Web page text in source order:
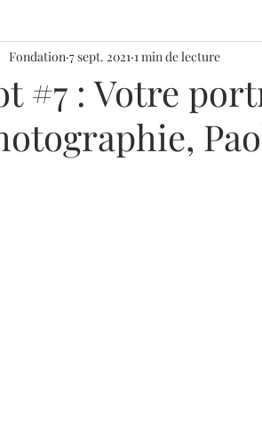
#7 : Votre
Fondation 7 sept. 2021 1 min de lecture